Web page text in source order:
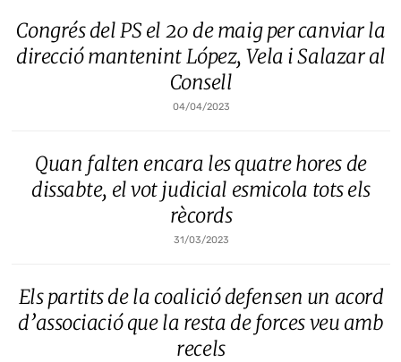
Congrés del PS el 20 de maig per canviar la
direcció mantenint López, Vela i Salazar al
Consell
04/04/2023
Quan falten encara les quatre hores de
dissabte, el vot judicial esmicola tots els
rècords
31/03/2023
Els partits de la coalició defensen un acord
d’associació que la resta de forces veu amb
recels